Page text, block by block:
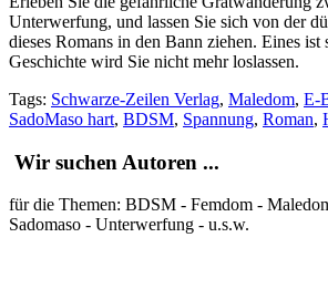
Unterwerfung, und lassen Sie sich von der
dieses Romans in den Bann ziehen. Eines ist
Geschichte wird Sie nicht mehr loslassen.
Tags: Schwarze-Zeilen Verlag, Maledom, E-
SadoMaso hart, BDSM, Spannung, Roman,
Wir suchen Autoren ...
für die Themen: BDSM - Femdom -
Sadomaso - Unterwerfung - u.s.w.